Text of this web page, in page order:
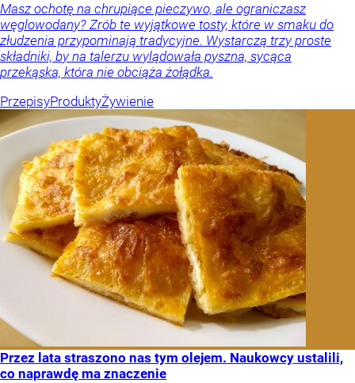
Masz ochotę na chrupiące pieczywo, ale ograniczasz
węglowodany? Zrób te wyjątkowe tosty, które w smaku do
złudzenia przypominają tradycyjne. Wystarczą trzy proste
składniki, by na talerzu wylądowała pyszna, sycąca
przekąska, która nie obciąża żołądka.
PrzepisyProduktyŻywienie
Przez lata straszono nas tym olejem. Naukowcy ustalili,
co naprawdę ma znaczenie